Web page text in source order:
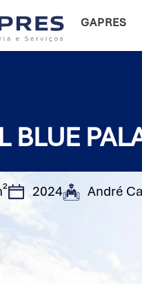
GAPRES
BLUE
2024 André